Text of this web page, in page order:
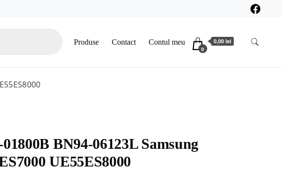
Produse Contact Contul meu
0
0,00 lei
BN94-06123L Samsung
UE55ES8000